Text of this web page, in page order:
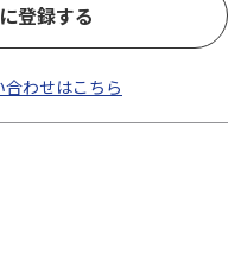
登録する
わせはこちら